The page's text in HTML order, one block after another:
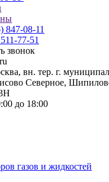
847-08-11
77-51
звонок
вн. тер. г.
Северное,
до 18:00
газов и жидкостей